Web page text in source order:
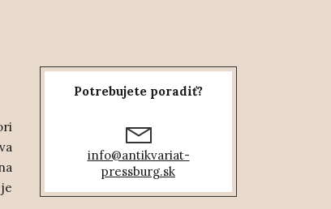
Potrebujete poradiť?
info@antikvariat-
pressburg.sk